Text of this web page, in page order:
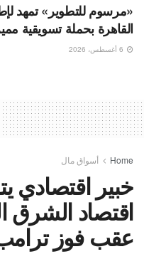
«مرسوم للتطوير» تمهد
القاهرة بحملة تسويقية
Home أسواق مال
خبير اقتصادي
اقتصاد
عقب فوز